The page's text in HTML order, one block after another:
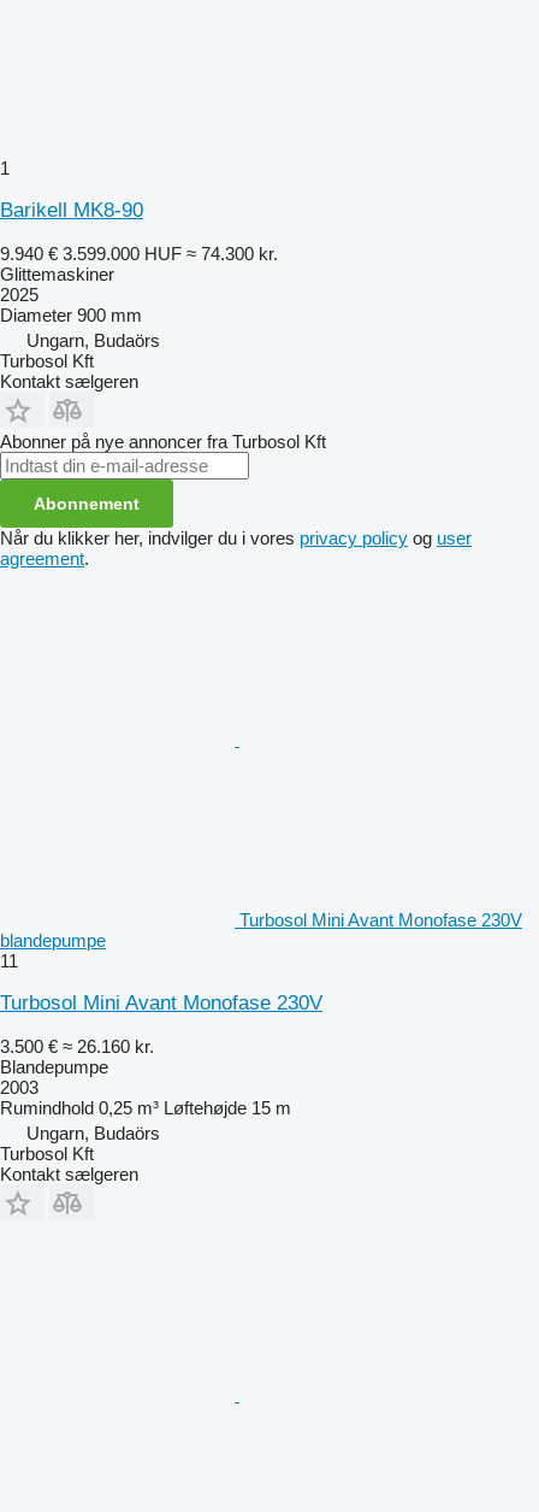
1
Barikell MK8-90
9.940 € 3.599.000 HUF ≈ 74.300 kr.
Glittemaskiner
2025
Diameter 900 mm
Ungarn, Budaörs
Turbosol Kft
Kontakt sælgeren
Abonner på nye annoncer fra Turbosol Kft
Abonnement
Når du klikker her, indvilger du i vores privacy policy og user
agreement.
Turbosol Mini Avant Monofase 230V
blandepumpe
11
Turbosol Mini Avant Monofase 230V
3.500 € ≈ 26.160 kr.
Blandepumpe
2003
Rumindhold 0,25 m³ Løftehøjde 15 m
Ungarn, Budaörs
Turbosol Kft
Kontakt sælgeren